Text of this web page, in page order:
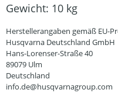
Gewicht: 10 kg
Herstellerangaben gemäß EU-
Husqvarna Deutschland GmbH
Hans-Lorenser-Straße 40
89079 Ulm
Deutschland
info.de@husqvarnagroup.com